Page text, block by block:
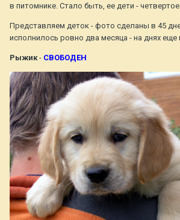
в питомнике. Стало быть, ее дети - четвертое
Представляем деток - фото сделаны в 45
исполнилось ровно два месяца - на днях еще
Рыжик - СВОБОДЕН